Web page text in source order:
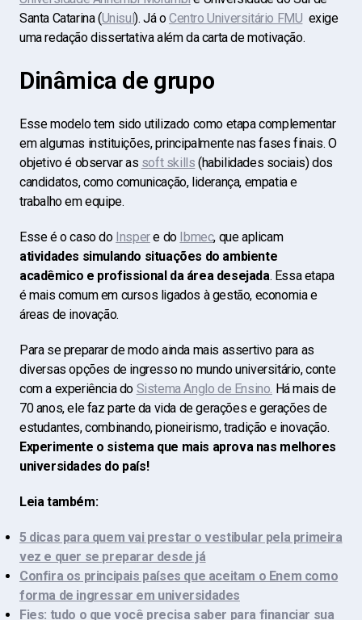
Santa Catarina (Unisul). Já oCentro Universitário FMU exige
uma redação dissertativa além da carta de motivação.
Dinâmica de grupo
Esse modelo tem sido utilizado como etapa complementar
em algumas instituições, principalmente nas fases finais. O
objetivo é observar as soft skills (habilidades sociais) dos
candidatos, como comunicação, liderança, empatia e
trabalho em equipe.
Esse é o caso do Inspere do Ibmec, que aplicam
atividades simulando situações do ambiente
acadêmico e profissional da área desejada. Essa etapa
é mais comum em cursos ligados à gestão, economia e
áreas de inovação.
Para se preparar de modo ainda mais assertivo para as
diversas opções de ingresso no mundo universitário, conte
com a experiência do Sistema Anglo de Ensino. Há mais de
70 anos, ele faz parte da vida de gerações e gerações de
estudantes, combinando, pioneirismo, tradição e inovação.
Experimente o sistema que mais aprova nas melhores
universidades do país!
Leia também:
5 dicas para quem vai prestar o vestibular pela primeira
vez e quer se preparar desde já
Confira os principais países que aceitam o Enem como
forma de ingressar em universidades
Fies: tudo o que você precisa saber para financiar sua